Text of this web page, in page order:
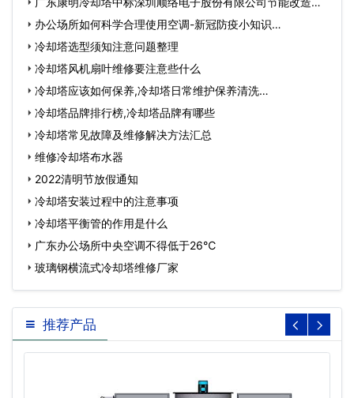
程…办公场所如何科学合理使用空调-新冠防疫小知识…
冷却塔选型须知注意问题整理
冷却塔风机扇叶维修要注意些什么
冷却塔应该如何保养,冷却塔日常维护保养清洗…
冷却塔品牌排行榜,冷却塔品牌有哪些
冷却塔常见故障及维修解决方法汇总
维修冷却塔布水器
2022清明节放假通知
冷却塔安装过程中的注意事项
冷却塔平衡管的作用是什么
广东办公场所中央空调不得低于26℃
玻璃钢横流式冷却塔维修厂家
推荐产品